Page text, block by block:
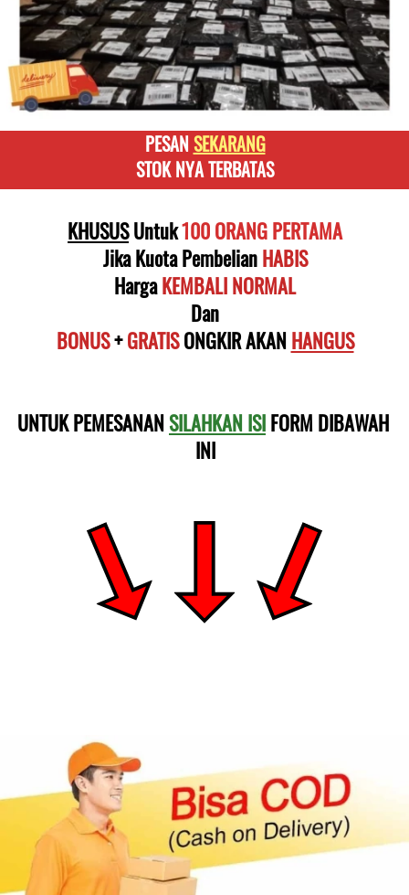
PESAN SEKARANG
STOK NYA TERBATAS
KHUSUS Untuk 100 ORANG PERTAMA
Jika Kuota Pembelian HABIS
HargaKEMBALI NORMAL
Dan
BONUS + GRATIS ONGKIR AKAN HANGUS
UNTUK PEMESANAN SILAHKAN ISI FORM DIBAWAH
INI